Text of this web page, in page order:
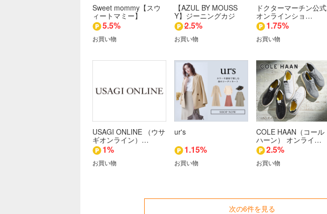
Sweet mommy【スウ
ィートマミー】
5.5%
お買い物
【AZUL BY MOUSS
Y】ジーニングカジ
ュ…2.5%
お買い物
ドクターマーチン公式
オンラインショ…
1.75%
お買い物
USAGI ONLINE （ウサ
ギオンライン）…
1%
お買い物
ur's
1.15%
お買い物
COLE HAAN（コール
ハーン） オンライ…
2.5%
お買い物
次の6件を見る